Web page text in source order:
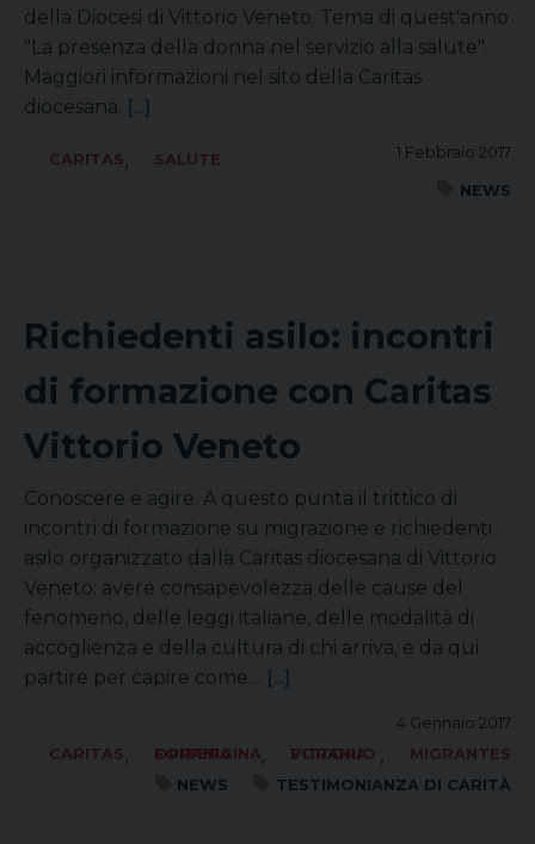
della Diocesi di Vittorio Veneto. Tema di quest'anno
"La presenza della donna nel servizio alla salute".
Maggiori informazioni nel sito della Caritas
diocesana. [...]
1 Febbraio 2017
CARITAS,
SALUTE
NEWS
Richiedenti asilo: incontri
di formazione con Caritas
Vittorio Veneto
Conoscere e agire. A questo punta il trittico di
incontri di formazione su migrazione e richiedenti
asilo organizzato dalla Caritas diocesana di Vittorio
Veneto: avere consapevolezza delle cause del
fenomeno, delle leggi italiane, delle modalità di
accoglienza e della cultura di chi arriva, e da qui
partire per capire come… [...]
4 Gennaio 2017
CARITAS, FORANIA OPITERGINA, FORANIA VITTORIO ,
MIGRANTES
NEWS
TESTIMONIANZA DI CARITÀ